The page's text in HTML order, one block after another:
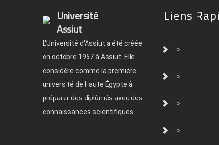
Université
Assiut
L'Université d'Assiut a été créée
en octobre 1957 à Assiut. Elle
considère comme la première
université de Haute Égypte à
préparer des diplômés avec des
connaissances scientifiques.
Liens
">
">
">
">